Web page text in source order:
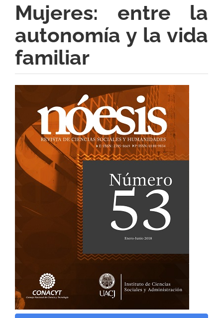
Mujeres: entre la
autonomía y la vida
familiar
lateral
del
artículo